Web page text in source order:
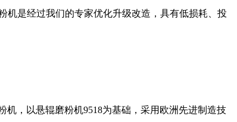
机是经过我们的专家优化升级改造，具有低损耗、投
，以悬辊磨粉机9518为基础，采用欧洲先进制造技